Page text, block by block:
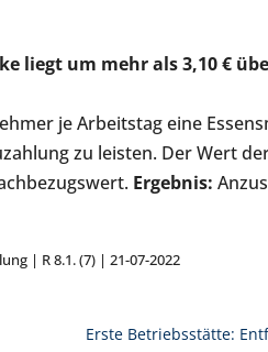
liegt um mehr als 3,10 €
je Arbeitstag eine
zu leisten. Der Wert
Ergebnis:
| R 8.1. (7) | 21-07-2022
Erste Betriebsstätte: